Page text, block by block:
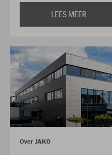
LEES MEER
Over JAKO